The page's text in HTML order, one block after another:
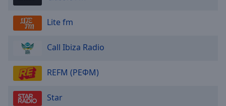
Lite fm
Call Ibiza Radio
REFM (РЕФМ)
Star